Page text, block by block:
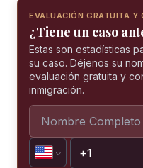
EVALUACIÓN GRATUITA Y
¿Tiene un caso
Estas son estadísticas
su caso. Déjenos su
evaluación gratuita y
inmigración.